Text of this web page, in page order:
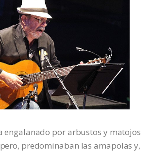
engalanado por arbustos y matojos
predominaban las amapolas y,